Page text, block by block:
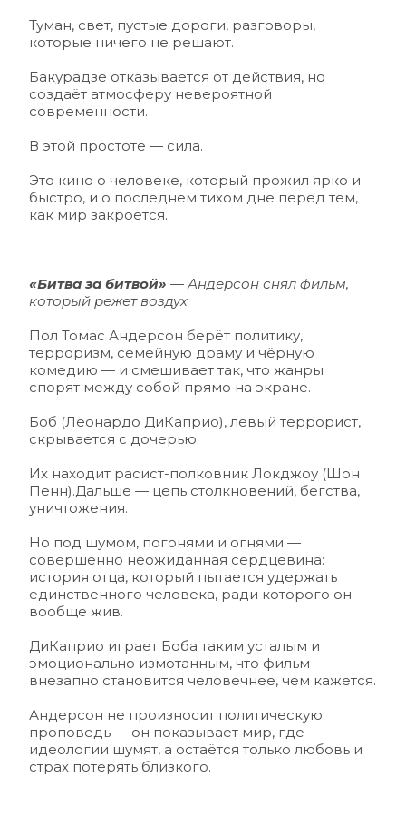
Туман, свет, пустые дороги, разговоры,
которые ничего не решают.
Бакурадзе отказывается от действия, но
создаёт атмосферу невероятной
современности.
В этой простоте — сила.
Это кино о человеке, который прожил ярко и
быстро, и о последнем тихом дне перед тем,
как мир закроется.
«Битва за битвой» — Андерсон снял фильм,
который режет воздух
Пол Томас Андерсон берёт политику,
терроризм, семейную драму и чёрную
комедию — и смешивает так, что жанры
спорят между собой прямо на экране.
Боб (Леонардо ДиКаприо), левый террорист,
скрывается с дочерью.
Их находит расист-полковник Локджоу (Шон
Пенн).Дальше — цепь столкновений, бегства,
уничтожения.
Но под шумом, погонями и огнями —
совершенно неожиданная сердцевина:
история отца, который пытается удержать
единственного человека, ради которого он
вообще жив.
ДиКаприо играет Боба таким усталым и
эмоционально измотанным, что фильм
внезапно становится человечнее, чем кажется.
Андерсон не произносит политическую
проповедь — он показывает мир, где
идеологии шумят, а остаётся только любовь и
страх потерять близкого.